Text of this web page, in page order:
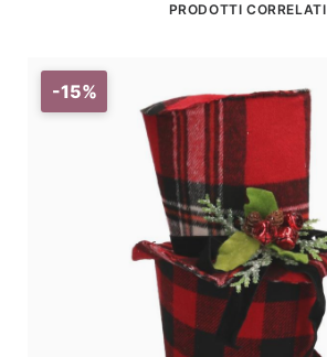
PRODOTTI CORRELATI
-15%